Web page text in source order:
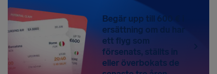
Begär upp till 600 € i
ersättning om du har
ett flyg som
försenats, ställts in
eller överbokats de